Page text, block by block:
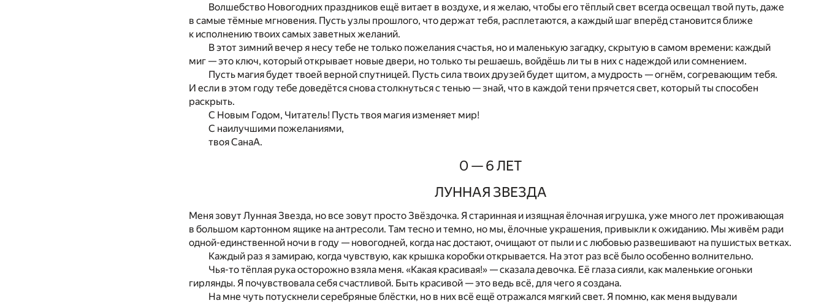
Волшебство Новогодних праздников ещё витает в воздухе, и я желаю, чтобы его тёплый свет всегда освещал твой путь, даже
в самые тёмные мгновения. Пусть узлы прошлого, что держат тебя, расплетаются, а каждый шаг вперёд становится ближе
к исполнению твоих самых заветных желаний.
В этот зимний вечер я несу тебе не только пожелания счастья, но и маленькую загадку, скрытую в самом времени: каждый
миг — это ключ, который открывает новые двери, но только ты решаешь, войдёшь ли ты в них с надеждой или сомнением.
Пусть магия будет твоей верной спутницей. Пусть сила твоих друзей будет щитом, а мудрость — огнём, согревающим тебя.
И если в этом году тебе доведётся снова столкнуться с тенью — знай, что в каждой тени прячется свет, который ты способен
раскрыть.
С Новым Годом, Читатель! Пусть твоя магия изменяет мир!
С наилучшими пожеланиями,
твоя СанаА.
0 — 6 ЛЕТ
ЛУННАЯ ЗВЕЗДА
Меня зовут Лунная Звезда, но все зовут просто Звёздочка. Я старинная и изящная ёлочная игрушка, уже много лет проживающая
в большом картонном ящике на антресоли. Там тесно и темно, но мы, ёлочные украшения, привыкли к ожиданию. Мы живём ради
одной-единственной ночи в году — новогодней, когда нас достают, очищают от пыли и с любовью развешивают на пушистых ветках.
Каждый раз я замираю, когда чувствую, как крышка коробки открывается. На этот раз всё было особенно волнительно.
Чья-то тёплая рука осторожно взяла меня. «Какая красивая!» — сказала девочка. Её глаза сияли, как маленькие огоньки
гирлянды. Я почувствовала себя счастливой. Быть красивой — это ведь всё, для чего я создана.
На мне чуть потускнели серебряные блёстки, но в них всё ещё отражался мягкий свет. Я помню, как меня выдували